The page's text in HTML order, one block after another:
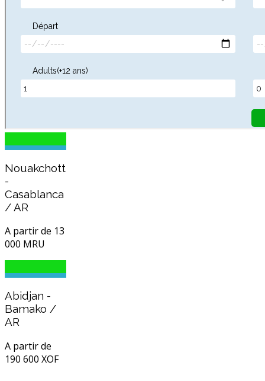
Nouakchott
-
Casablanca
/ AR
A partir de 13
000 MRU
Abidjan -
Bamako /
AR
A partir de
190 600 XOF